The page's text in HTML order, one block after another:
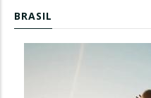
BRASIL